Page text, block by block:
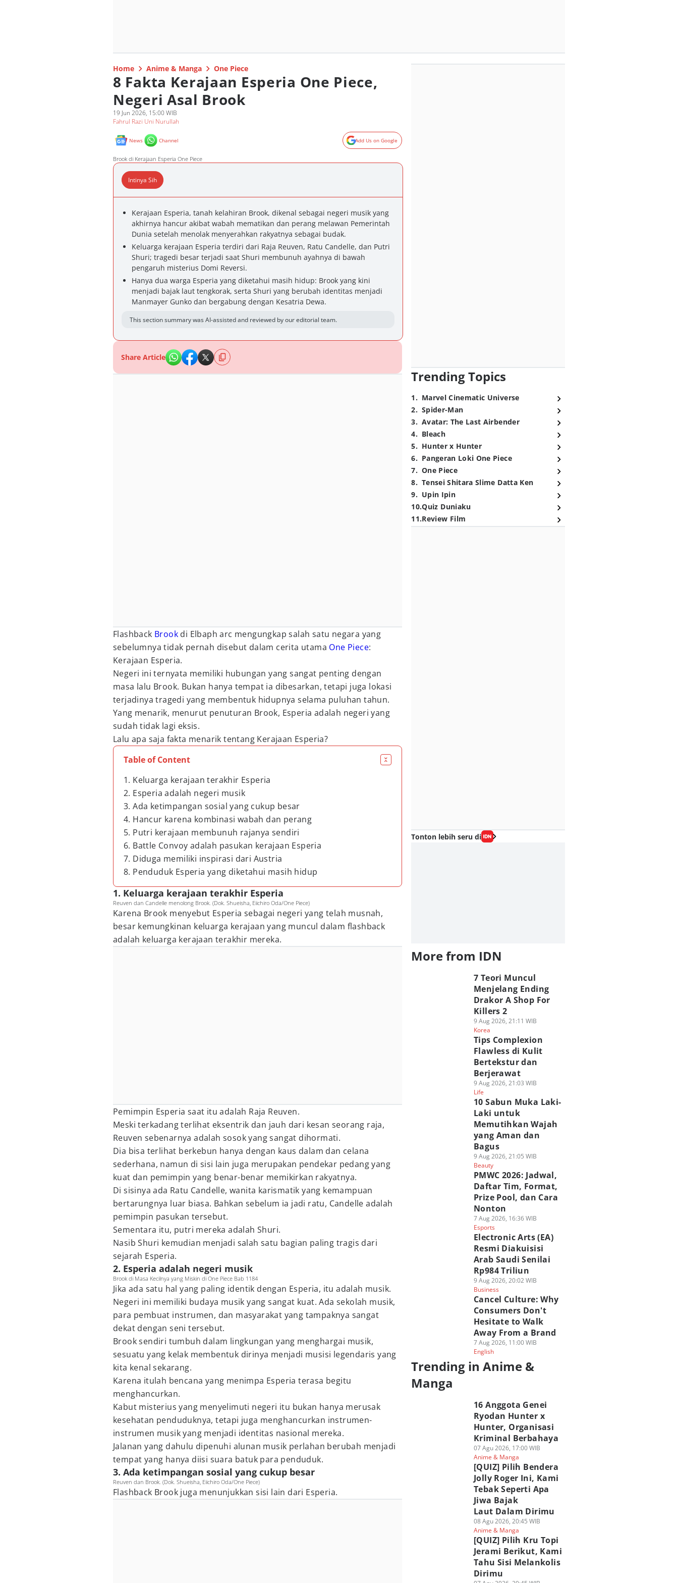
Home Anime & Manga One Piece
8 Fakta Kerajaan Esperia One Piece,
Negeri Asal Brook
19 Jun 2026, 15:00 WIB
Fahrul Razi Uni Nurullah
News Channel Add Us on Google
Brook di Kerajaan Esperia One Piece
Intinya Sih
Kerajaan Esperia, tanah kelahiran Brook, dikenal sebagai negeri musik yang
akhirnya hancur akibat wabah mematikan dan perang melawan Pemerintah
Dunia setelah menolak menyerahkan rakyatnya sebagai budak.
Keluarga kerajaan Esperia terdiri dari Raja Reuven, Ratu Candelle, dan Putri
Shuri; tragedi besar terjadi saat Shuri membunuh ayahnya di bawah
pengaruh misterius Domi Reversi.
Hanya dua warga Esperia yang diketahui masih hidup: Brook yang kini
menjadi bajak laut tengkorak, serta Shuri yang berubah identitas menjadi
Manmayer Gunko dan bergabung dengan Kesatria Dewa.
This section summary was AI-assisted and reviewed by our editorial team.
Share Article
Flashback Brook di Elbaph arc mengungkap salah satu negara yang
sebelumnya tidak pernah disebut dalam cerita utama One Piece:
Kerajaan Esperia.
Negeri ini ternyata memiliki hubungan yang sangat penting dengan
masa lalu Brook. Bukan hanya tempat ia dibesarkan, tetapi juga lokasi
terjadinya tragedi yang membentuk hidupnya selama puluhan tahun.
Yang menarik, menurut penuturan Brook, Esperia adalah negeri yang
sudah tidak lagi eksis.
Lalu apa saja fakta menarik tentang Kerajaan Esperia?
Table of Content
1. Keluarga kerajaan terakhir Esperia
2. Esperia adalah negeri musik
3. Ada ketimpangan sosial yang cukup besar
4. Hancur karena kombinasi wabah dan perang
5. Putri kerajaan membunuh rajanya sendiri
6. Battle Convoy adalah pasukan kerajaan Esperia
7. Diduga memiliki inspirasi dari Austria
8. Penduduk Esperia yang diketahui masih hidup
1. Keluarga kerajaan terakhir Esperia
Reuven dan Candelle menolong Brook. (Dok. Shueisha, Eiichiro Oda/One Piece)
Karena Brook menyebut Esperia sebagai negeri yang telah musnah,
besar kemungkinan keluarga kerajaan yang muncul dalam flashback
adalah keluarga kerajaan terakhir mereka.
Pemimpin Esperia saat itu adalah Raja Reuven.
Meski terkadang terlihat eksentrik dan jauh dari kesan seorang raja,
Reuven sebenarnya adalah sosok yang sangat dihormati.
Dia bisa terlihat berkebun hanya dengan kaus dalam dan celana
sederhana, namun di sisi lain juga merupakan pendekar pedang yang
kuat dan pemimpin yang benar-benar memikirkan rakyatnya.
Di sisinya ada Ratu Candelle, wanita karismatik yang kemampuan
bertarungnya luar biasa. Bahkan sebelum ia jadi ratu, Candelle adalah
pemimpin pasukan tersebut.
Sementara itu, putri mereka adalah Shuri.
Nasib Shuri kemudian menjadi salah satu bagian paling tragis dari
sejarah Esperia.
2. Esperia adalah negeri musik
Brook di Masa Kecilnya yang Miskin di One Piece Bab 1184
Jika ada satu hal yang paling identik dengan Esperia, itu adalah musik.
Negeri ini memiliki budaya musik yang sangat kuat. Ada sekolah musik,
para pembuat instrumen, dan masyarakat yang tampaknya sangat
dekat dengan seni tersebut.
Brook sendiri tumbuh dalam lingkungan yang menghargai musik,
sesuatu yang kelak membentuk dirinya menjadi musisi legendaris yang
kita kenal sekarang.
Karena itulah bencana yang menimpa Esperia terasa begitu
menghancurkan.
Kabut misterius yang menyelimuti negeri itu bukan hanya merusak
kesehatan penduduknya, tetapi juga menghancurkan instrumen-
instrumen musik yang menjadi identitas nasional mereka.
Jalanan yang dahulu dipenuhi alunan musik perlahan berubah menjadi
tempat yang hanya diisi suara batuk para penduduk.
3. Ada ketimpangan sosial yang cukup besar
Reuven dan Brook. (Dok. Shueisha, Eiichiro Oda/One Piece)
Flashback Brook juga menunjukkan sisi lain dari Esperia.
Trending Topics
1. Marvel Cinematic Universe
2. Spider-Man
3. Avatar: The Last Airbender
4. Bleach
5. Hunter x Hunter
6. Pangeran Loki One Piece
7. One Piece
8. Tensei Shitara Slime Datta Ken
9. Upin Ipin
10.Quiz Duniaku
11.Review Film
Tonton lebih seru di
More from IDN
7 Teori Muncul
Menjelang Ending
Drakor A Shop For
Killers 2
9 Aug 2026, 21:11 WIB
Korea
Tips Complexion
Flawless di Kulit
Bertekstur dan
Berjerawat
9 Aug 2026, 21:03 WIB
Life
10 Sabun Muka Laki-
Laki untuk
Memutihkan Wajah
yang Aman dan
Bagus
9 Aug 2026, 21:05 WIB
Beauty
PMWC 2026: Jadwal,
Daftar Tim, Format,
Prize Pool, dan Cara
Nonton
7 Aug 2026, 16:36 WIB
Esports
Electronic Arts (EA)
Resmi Diakuisisi
Arab Saudi Senilai
Rp984 Triliun
9 Aug 2026, 20:02 WIB
Business
Cancel Culture: Why
Consumers Don't
Hesitate to Walk
Away From a Brand
7 Aug 2026, 11:00 WIB
English
Trending in Anime &
Manga
16 Anggota Genei
Ryodan Hunter x
Hunter, Organisasi
Kriminal Berbahaya
07 Agu 2026, 17:00 WIB
Anime & Manga
[QUIZ] Pilih Bendera
Jolly Roger Ini, Kami
Tebak Seperti Apa
Jiwa Bajak
Laut Dalam Dirimu
08 Agu 2026, 20:45 WIB
Anime & Manga
[QUIZ] Pilih Kru Topi
Jerami Berikut, Kami
Tahu Sisi Melankolis
Dirimu